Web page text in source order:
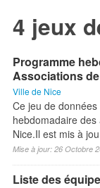
4 jeux
Programme
Associations
Ville de Nice
Ce jeu de
hebdomadaire
Nice.Il est mis à
Mise à jour: 26 Octobre
Liste des